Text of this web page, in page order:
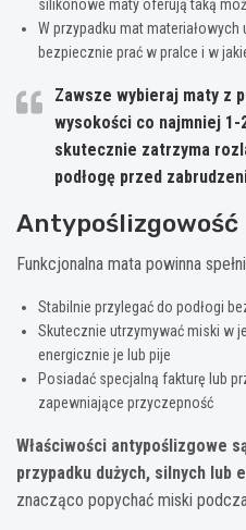
silikonowe maty oferują taką
W przypadku mat
bezpiecznie prać w pralce i w
Zawsze wybieraj maty z
wysokości co najmniej
skutecznie zatrzyma
podłogę przed
Antypoślizgowość
Funkcjonalna mata powinna
Stabilnie przylegać do podłogi
Skutecznie utrzymywać miski w
energicznie je lub pije
Posiadać specjalną fakturę lub
zapewniające przyczepność
Właściwości antypoślizgowe
przypadku dużych, silnych lub
znacząco popychać miski